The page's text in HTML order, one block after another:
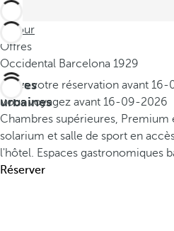
Retour
Offres
Occidental Barcelona 1929
Offres
urbaines
Faites votre réservation avant 16-
Vous voyagez avant 16-09-2026
Chambres supérieures, Premium
solarium et salle de sport en
l'hôtel. Espaces gastronomiques
Réserver